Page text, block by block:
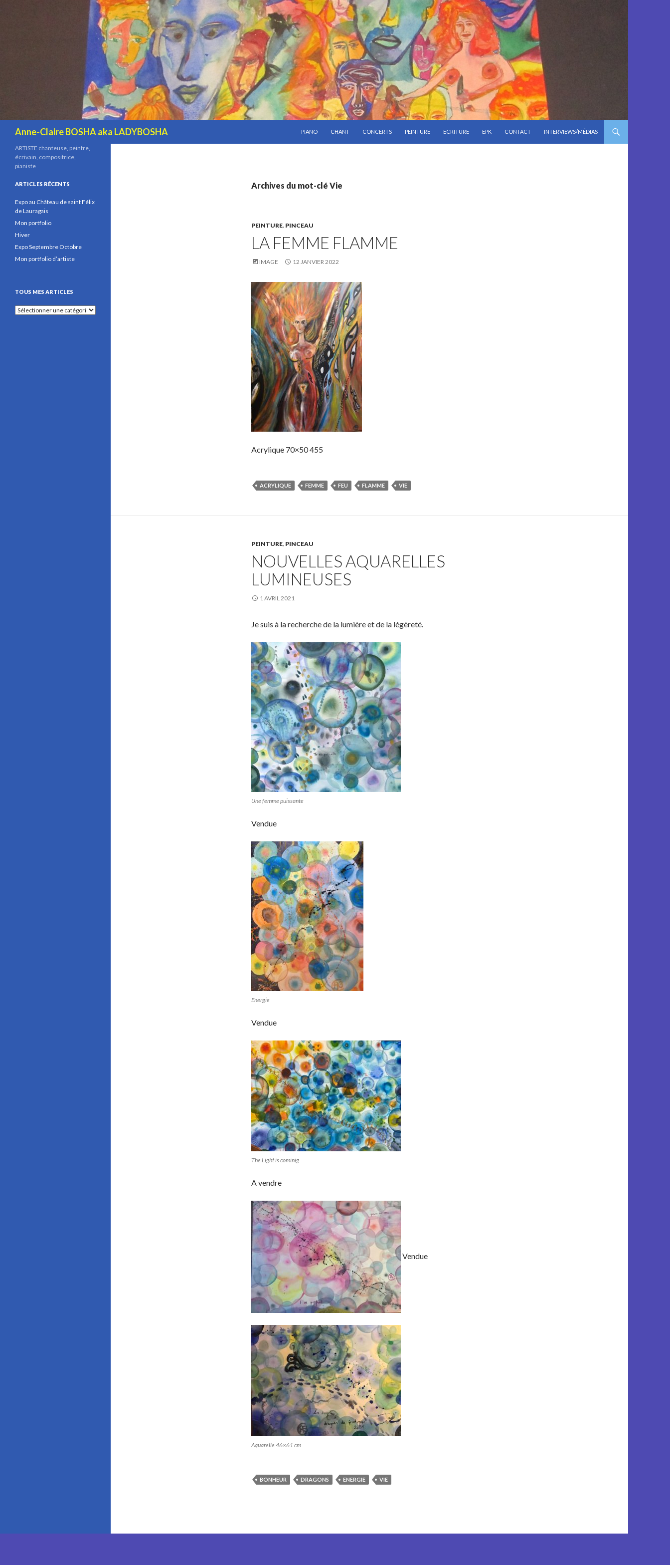
Anne-Claire BOSHA aka LADYBOSHA
PIANO
CHANT CONCERTS PEINTURE ECRITURE EPK CONTACT INTERVIEWS/MÉDIAS
Archives du mot-clé Vie
PEINTURE, PINCEAU
LA FEMME FLAMME
IMAGE 12 JANVIER 2022
Acrylique 70×50 455
ACRYLIQUE FEMME FEU FLAMME VIE
PEINTURE, PINCEAU
NOUVELLES AQUARELLES
LUMINEUSES
1 AVRIL 2021
Je suis à la recherche de la lumière et de la légèreté.
Une femme puissante
Vendue
Energie
Vendue
The Light is cominig
A vendre
Vendue
Aquarelle 46×61 cm
BONHEUR DRAGONS ENERGIE VIE
ARTISTE chanteuse, peintre,
écrivain, compositrice,
pianiste
ARTICLES RÉCENTS
Expo au Château de saint Félix
de Lauragais
Mon portfolio
Hiver
Expo Septembre Octobre
Mon portfolio d’artiste
TOUS MES ARTICLES
Tous mes articles